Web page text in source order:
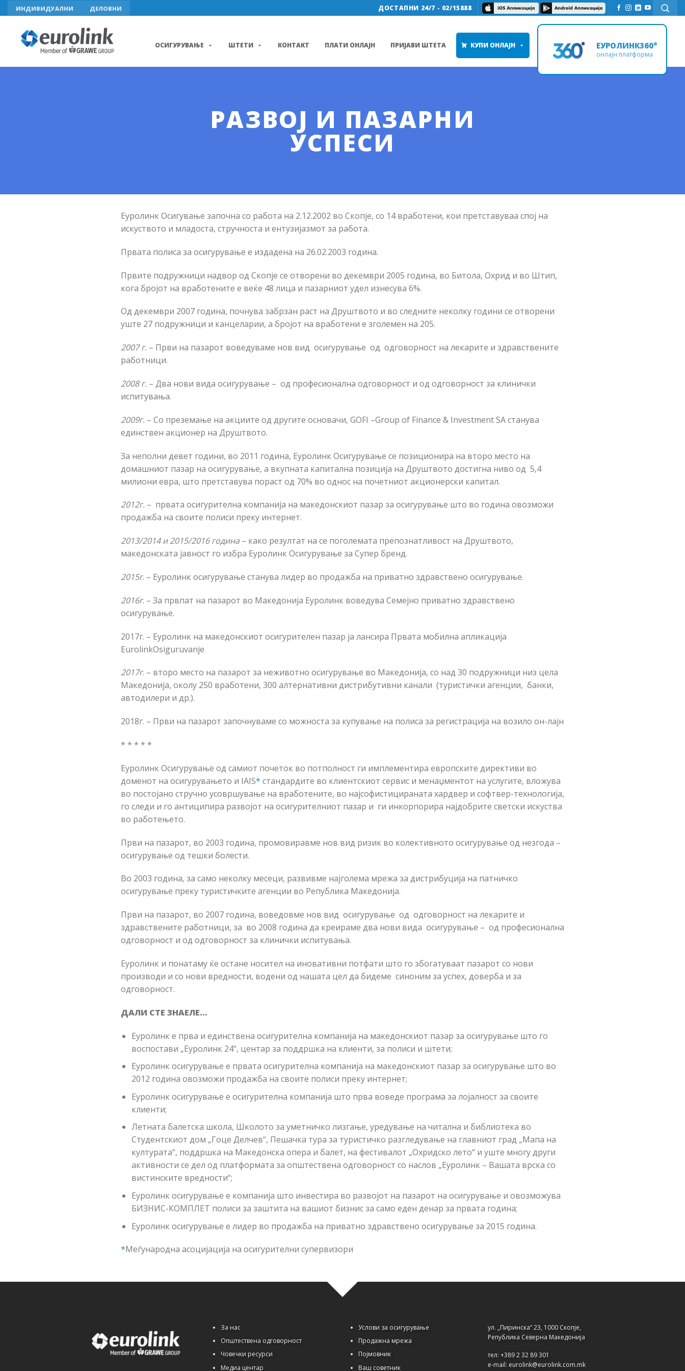
to
content
ИНДИВИДУАЛНИ ДЕЛОВНИ ДОСТАПНИ 24/7 - 02/15888
ОСИГУРУВАЊЕ ШТЕТИ КОНТАКТ ПЛАТИ ОНЛАЈН ПРИЈАВИ ШТЕТА КУПИ ОНЛАЈН ЕУРОЛИНК360°
онлајн платформа
РАЗВОЈ И ПАЗАРНИ
УСПЕСИ
Еуролинк Осигување започна со работа на 2.12.2002 во Скопје, со 14 вработени, кои претставуваа спој на
искуството и младоста, стручноста и ентузијазмот за работа.
Првата полиса за осигурување е издадена на 26.02.2003 година.
Првите подружници надвор од Скопје се отворени во декември 2005 година, во Битола, Охрид и во Штип,
кога бројот на вработените е веќе 48 лица и пазарниот удел изнесува 6%.
Од декември 2007 година, почнува забрзан раст на Друштвото и во следните неколку години се отворени
уште 27 подружници и канцеларии, а бројот на вработени е зголемен на 205.
2007 г. – Први на пазарот воведуваме нов вид осигурување од одговорност на лекарите и здравствените
работници.
2008 г. – Два нови вида осигурување – од професионална одговорност и од одговорност за клинички
испитувања.
2009г. – Со преземање на акциите од другите основачи, GOFI –Group of Finance & Investment SA станува
единствен акционер на Друштвото.
За неполни девет години, во 2011 година, Еуролинк Осигурување се позиционира на второ место на
домашниот пазар на осигурување, а вкупната капитална позиција на Друштвото достигна ниво од 5,4
милиони евра, што претставува пораст од 70% во однос на почетниот акционерски капитал.
2012г. – првата осигурителна компанија на македонскиот пазар за осигурување што во година овозможи
продажба на своите полиси преку интернет.
2013/2014 и 2015/2016 година – како резултат на се поголемата препознатливост на Друштвото,
македонската јавност го избра Еуролинк Осигурување за Супер бренд.
2015г. – Еуролинк осигурување станува лидер во продажба на приватно здравствено осигурување.
2016г. – За првпат на пазарот во Македонија Еуролинк воведува Семејно приватно здравствено
осигурување.
2017г. – Еуролинк на македонскиот осигурителен пазар ја лансира Првата мобилна апликација
EurolinkOsiguruvanje
2017г. – второ место на пазарот за неживотно осигурување во Македонија, со над 30 подружници низ цела
Македонија, околу 250 вработени, 300 алтернативни дистрибутивни канали (туристички агенции, банки,
автодилери и др.).
2018г. – Први на пазарот започнуваме со можноста за купување на полиса за регистрација на возило он-лајн
* * * * *
Еуролинк Осигурување од самиот почеток во потполност ги имплементира европските директиви во
доменот на осигурувањето и IAIS* стандардите во клиентскиот сервис и менаџментот на услугите, вложува
во постојано стручно усовршување на вработените, во најсофистицираната хардвер и софтвер-технологија,
го следи и го антиципира развојот на осигурителниот пазар и ги инкорпорира најдобрите светски искуства
во работењето.
Први на пазарот, во 2003 година, промовиравме нов вид ризик во колективното осигурување од незгода –
осигурување од тешки болести.
Во 2003 година, за само неколку месеци, развивме најголема мрежа за дистрибуција на патничко
осигурување преку туристичките агенции во Република Македонија.
Први на пазарот, во 2007 година, воведовме нов вид осигурување од одговорност на лекарите и
здравствените работници, за во 2008 година да креираме два нови вида осигурување – од професионална
одговорност и од одговорност за клинички испитувања.
Еуролинк и понатаму ќе остане носител на иновативни потфати што го збогатуваат пазарот со нови
производи и со нови вредности, водени од нашата цел да бидеме синоним за успех, доверба и за
одговорност.
ДАЛИ СТЕ ЗНАЕЛЕ…
Еуролинк е прва и единствена осигурителна компанија на македонскиот пазар за осигурување што го
воспостави „Еуролинк 24“, центар за поддршка на клиенти, за полиси и штети;
Еуролинк осигурување е првата осигурителна компанија на македонскиот пазар за осигурување што во
2012 година овозможи продажба на своите полиси преку интернет;
Еуролинк осигурување е осигурителна компанија што прва воведе програма за лојалност за своите
клиенти;
Летната балетска школа, Школото за уметничко лизгање, уредување на читална и библиотека во
Студентскиот дом „Гоце Делчев“, Пешачка тура за туристичко разгледување на главниот град „Мапа на
културата“, поддршка на Македонска опера и балет, на фестивалот „Охридско лето“ и уште многу други
активности се дел од платформата за општествена одговорност со наслов „Еуролинк – Вашата врска со
вистинските вредности“;
Еуролинк осигурување е компанија што инвестира во развојот на пазарот на осигурување и овозможува
БИЗНИС-КОМПЛЕТ полиси за заштита на вашиот бизнис за само еден денар за првата година;
Еуролинк осигурување е лидер во продажба на приватно здравствено осигурување за 2015 година.
*Меѓународна асоцијација на осигурителни супервизори
За нас
Општествена одговорност
Човечки ресурси
Медиа центар
Услови за осигурување
Продажна мрежа
Појмовник
Ваш советник
ул. „Пиринска“ 23, 1000 Скопје,
Република Северна Македонија
тел: +389 2 32 89 301
e-mail: eurolink@eurolink.com.mk